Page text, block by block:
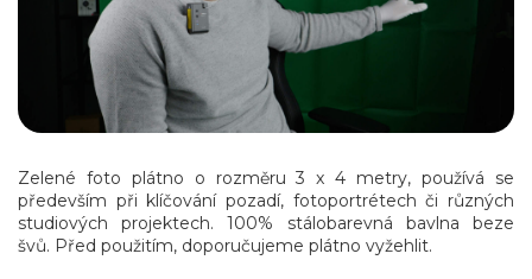
Zelené foto plátno o rozměru 3 x 4 metry, používá se
především při klíčování pozadí, fotoportrétech či různých
studiových projektech. 100% stálobarevná bavlna beze
švů. Před použitím, doporučujeme plátno vyžehlit.